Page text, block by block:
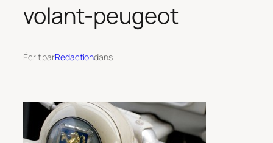
volant-peugeot
Écrit parRédactiondans